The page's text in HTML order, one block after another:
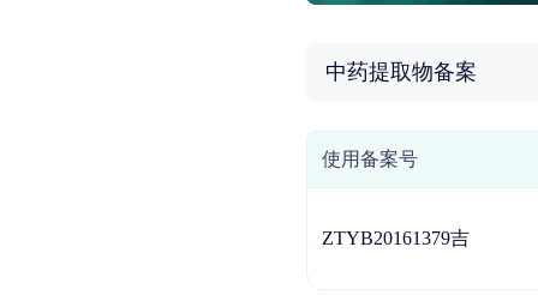
中药提取物备案
使用备案号
ZTYB20161379吉